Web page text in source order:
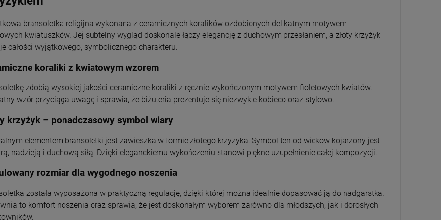
zł
DO KOSZYKA DO KOSZYKA
zł
POWIADOM O
DOSTĘPNOŚCI
DO KOSZYKA DO KOSZYKA
bransoletka religijna wykonana z ceramicznych koralików ozdobionych delikatnym motywem
kwiatuszków. Jej subtelny wygląd doskonale łączy elegancję z duchowym przesłaniem, a złoty krzyżyk
całości wyjątkowego, symbolicznego charakteru.
koraliki z kwiatowym wzorem
zdobią wysokiej jakości ceramiczne koraliki z ręcznie wykończonym motywem fioletowych kwiatów.
wzór przyciąga uwagę i sprawia, że biżuteria prezentuje się niezwykle kobieco oraz stylowo.
krzyżyk – ponadczasowy symbol wiary
elementem bransoletki jest zawieszka w formie złotego krzyżyka. Symbol ten od wieków kojarzony jest
nadzieją i duchową siłą. Dzięki eleganckiemu wykończeniu stanowi piękne uzupełnienie całej kompozycji.
rozmiar dla wygodnego noszenia
została wyposażona w praktyczną regulację, dzięki której można idealnie dopasować ją do nadgarstka.
to komfort noszenia oraz sprawia, że jest doskonałym wyborem zarówno dla młodszych, jak i dorosłych